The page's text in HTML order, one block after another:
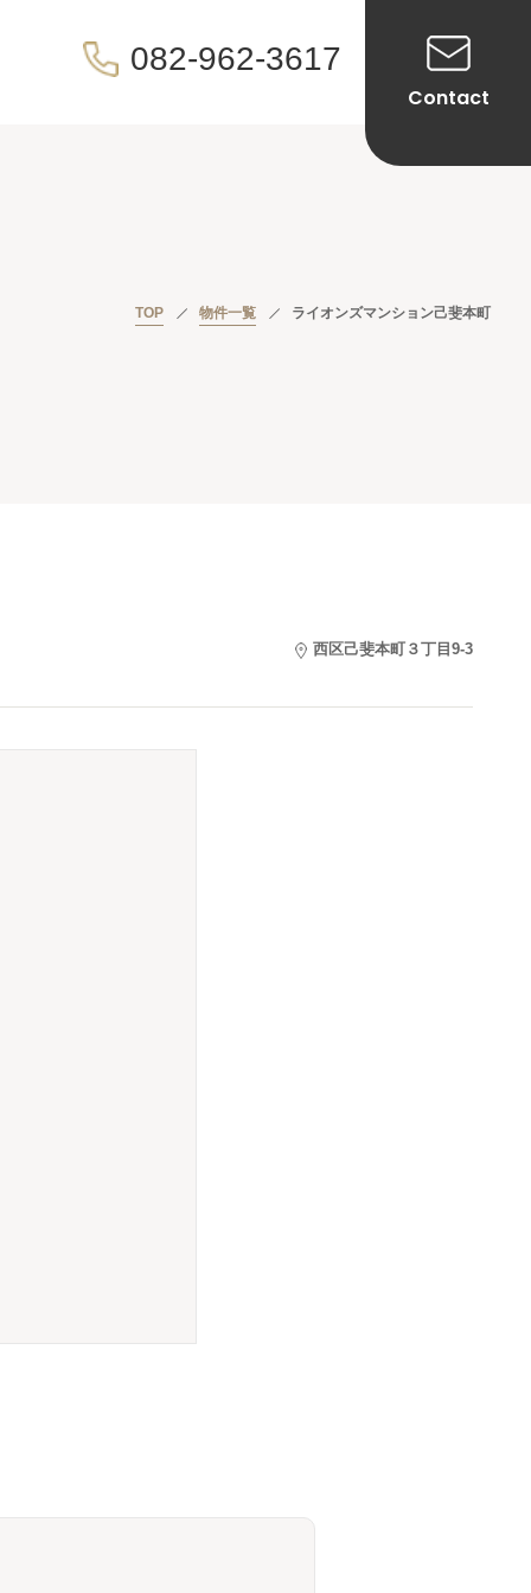
082-962-3617
Contact
TOP 物件一覧 ライオンズマンション己斐本町
西区己斐本町３丁目9-3